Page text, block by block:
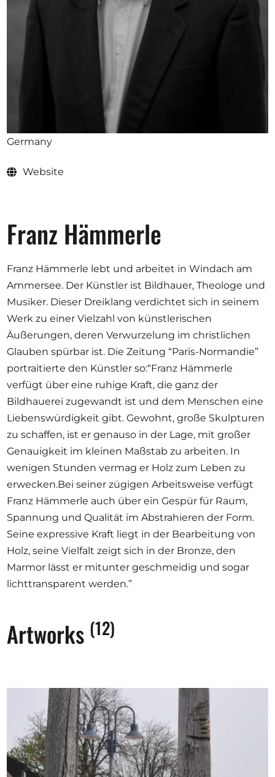
Opportunities
Become a member
Donate
Help
Germany
Website
Franz Hämmerle
Franz Hämmerle lebt und arbeitet in Windach am
Ammersee. Der Künstler ist Bildhauer, Theologe und
Musiker. Dieser Dreiklang verdichtet sich in seinem
Werk zu einer Vielzahl von künstlerischen
Äußerungen, deren Verwurzelung im christlichen
Glauben spürbar ist. Die Zeitung “Paris-Normandie”
portraitierte den Künstler so:“Franz Hämmerle
verfügt über eine ruhige Kraft, die ganz der
Bildhauerei zugewandt ist und dem Menschen eine
Liebenswürdigkeit gibt. Gewohnt, große Skulpturen
zu schaffen, ist er genauso in der Lage, mit großer
Genauigkeit im kleinen Maßstab zu arbeiten. In
wenigen Stunden vermag er Holz zum Leben zu
erwecken.Bei seiner zügigen Arbeitsweise verfügt
Franz Hämmerle auch über ein Gespür für Raum,
Spannung und Qualität im Abstrahieren der Form.
Seine expressive Kraft liegt in der Bearbeitung von
Holz, seine Vielfalt zeigt sich in der Bronze, den
Marmor lässt er mitunter geschmeidig und sogar
lichttransparent werden.”
Artworks (12)